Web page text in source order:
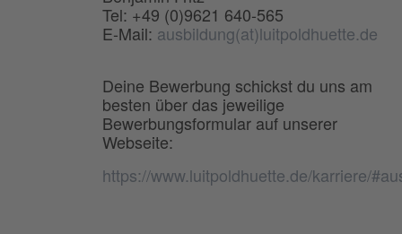
Tel: +49 (0)9621 640-565
E-Mail: ausbildung(at)luitpoldhuette.de
Deine Bewerbung schickst du uns am
besten über das jeweilige
Bewerbungsformular auf unserer
Webseite:
https://www.luitpoldhuette.de/karriere/